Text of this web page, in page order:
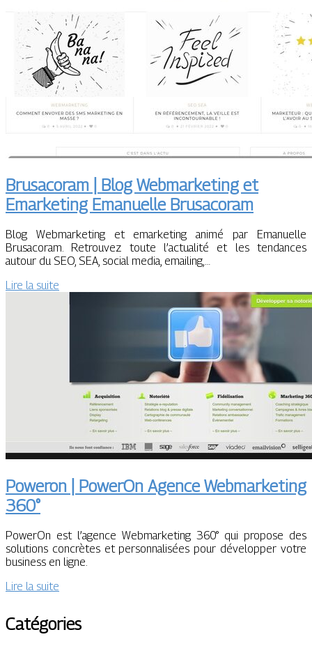
Brusacoram | Blog Web­mar­ke­ting et
Emarketing Emanuelle Brusacoram
Blog Webmarketing et emarketing animé par Emanuelle
Brusacoram. Retrouvez toute l’actualité et les tendances
autour du SEO, SEA, social media, emailing,…
Lire la suite
Poweron | PowerOn Agence Web­mar­ke­ting
360°
PowerOn est l’agence Webmarketing 360° qui propose des
solutions concrètes et personnalisées pour développer votre
business en ligne.
Lire la suite
Catégories